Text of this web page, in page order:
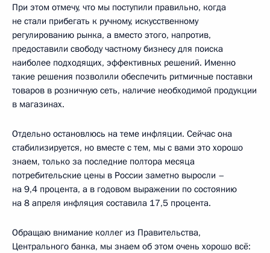
При этом отмечу, что мы поступили правильно, когда
не стали прибегать к ручному, искусственному
регулированию рынка, а вместо этого, напротив,
предоставили свободу частному бизнесу для поиска
наиболее подходящих, эффективных решений. Именно
такие решения позволили обеспечить ритмичные поставки
товаров в розничную сеть, наличие необходимой продукции
в магазинах.
Отдельно остановлюсь на теме инфляции. Сейчас она
стабилизируется, но вместе с тем, мы с вами это хорошо
знаем, только за последние полтора месяца
потребительские цены в России заметно выросли –
на 9,4 процента, а в годовом выражении по состоянию
на 8 апреля инфляция составила 17,5 процента.
Обращаю внимание коллег из Правительства,
Центрального банка, мы знаем об этом очень хорошо всё: